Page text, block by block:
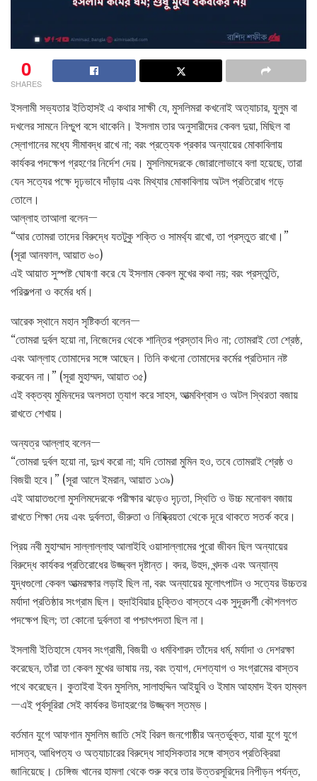
0
SHARES
ইসলামী সভ্যতার ইতিহাসই এ কথার সাক্ষী যে, মুসলিমরা কখনোই অত্যাচার, যুলুম বা
দখলের সামনে নিশ্চুপ বসে থাকেনি। ইসলাম তার অনুসারীদের কেবল দুয়া, মিছিল বা
স্লোগানের মধ্যে সীমাবদ্ধ রাখে না; বরং প্রত্যেক প্রকার অন্যায়ের মোকাবিলায়
কার্যকর পদক্ষেপ গ্রহণের নির্দেশ দেয়। মুসলিমদেরকে জোরালোভাবে বলা হয়েছে, তারা
যেন সত্যের পক্ষে দৃঢ়ভাবে দাঁড়ায় এবং মিথ্যার মোকাবিলায় অটল প্রতিরোধ গড়ে
তোলে।
আল্লাহ তাআলা বলেন—
“আর তোমরা তাদের বিরুদ্ধে যতটুকু শক্তি ও সামর্থ্য রাখো, তা প্রস্তুত রাখো।”
(সূরা আনফাল, আয়াত ৬০)
এই আয়াত সুস্পষ্ট ঘোষণা করে যে ইসলাম কেবল মুখের কথা নয়; বরং প্রস্তুতি,
পরিকল্পনা ও কর্মের ধর্ম।
আরেক স্থানে মহান সৃষ্টিকর্তা বলেন—
“তোমরা দুর্বল হয়ো না, নিজেদের থেকে শান্তির প্রস্তাব দিও না; তোমরাই তো শ্রেষ্ঠ,
এবং আল্লাহ তোমাদের সঙ্গে আছেন। তিনি কখনো তোমাদের কর্মের প্রতিদান নষ্ট
করবেন না।” (সূরা মুহাম্মদ, আয়াত ৩৫)
এই বক্তব্য মুমিনদের অলসতা ত্যাগ করে সাহস, আত্মবিশ্বাস ও অটল স্থিরতা বজায়
রাখতে শেখায়।
অন্যত্র আল্লাহ বলেন—
“তোমরা দুর্বল হয়ো না, দুঃখ করো না; যদি তোমরা মুমিন হও, তবে তোমরাই শ্রেষ্ঠ ও
বিজয়ী হবে।” (সূরা আলে ইমরান, আয়াত ১৩৯)
এই আয়াতগুলো মুসলিমদেরকে পরীক্ষার ঝড়েও দৃঢ়তা, স্থিতি ও উচ্চ মনোবল বজায়
রাখতে শিক্ষা দেয় এবং দুর্বলতা, ভীরুতা ও নিষ্ক্রিয়তা থেকে দূরে থাকতে সতর্ক করে।
প্রিয় নবী মুহাম্মাদ সাল্লাল্লাহু আলাইহি ওয়াসাল্লামের পুরো জীবন ছিল অন্যায়ের
বিরুদ্ধে কার্যকর প্রতিরোধের উজ্জ্বল দৃষ্টান্ত। বদর, উহুদ, খন্দক এবং অন্যান্য
যুদ্ধগুলো কেবল আত্মরক্ষার লড়াই ছিল না, বরং অন্যায়ের মূলোৎপাটন ও সত্যের উচ্চতর
মর্যাদা প্রতিষ্ঠার সংগ্রাম ছিল। হুদাইবিয়ার চুক্তিও বাস্তবে এক সুদূরদর্শী কৌশলগত
পদক্ষেপ ছিল; তা কোনো দুর্বলতা বা পশ্চাৎপদতা ছিল না।
ইসলামী ইতিহাসে যেসব সংগ্রামী, বিজয়ী ও ধর্মবিশারদ তাঁদের ধর্ম, মর্যাদা ও দেশরক্ষা
করেছেন, তাঁরা তা কেবল মুখের ভাষায় নয়, বরং ত্যাগ, দেশত্যাগ ও সংগ্রামের বাস্তব
পথে করেছেন। কুতাইবা ইবন মুসলিম, সালাহুদ্দিন আইয়ুবি ও ইমাম আহমাদ ইবন হাম্বল
—এই পূর্বসূরিরা সেই কার্যকর উদাহরণের উজ্জ্বল স্তম্ভ।
বর্তমান যুগে আফগান মুসলিম জাতি সেই বিরল জনগোষ্ঠীর অন্তর্ভুক্ত, যারা যুগে যুগে
দাসত্ব, আধিপত্য ও অত্যাচারের বিরুদ্ধে সাহসিকতার সঙ্গে বাস্তব প্রতিক্রিয়া
জানিয়েছে। চেঙ্গিজ খানের হামলা থেকে শুরু করে তার উত্তরসূরিদের নিপীড়ন পর্যন্ত,